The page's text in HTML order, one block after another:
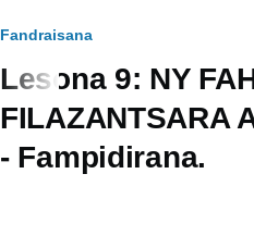
Breadcrumb
Fandraisana
Lesona 9: NY
FILAZANTSARA
- Fampidirana.